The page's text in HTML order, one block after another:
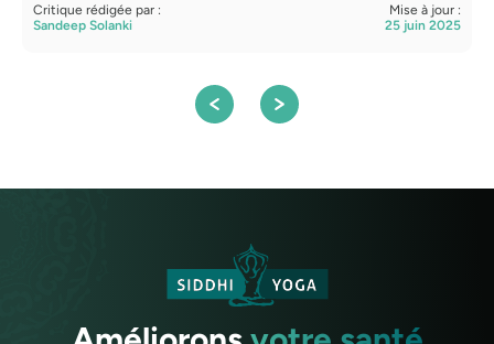
Critique rédigée par :
Sandeep Solanki
Mise à jour :
25 juin 2025